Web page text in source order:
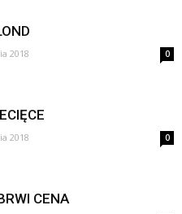
2018 0
2018 0
CENA